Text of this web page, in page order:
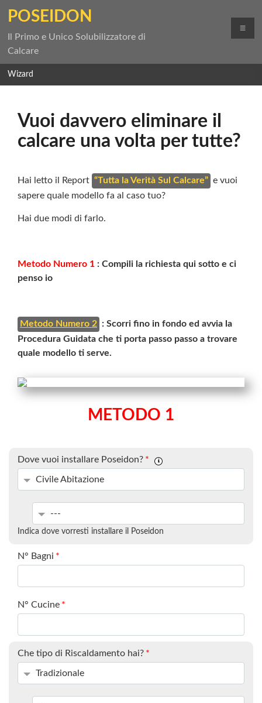
POSEIDON
Il Primo e Unico Solubilizzatore di
Calcare
Wizard
Vuoi davvero eliminare il
calcare una volta per tutte?
Hai letto il Report “Tutta la Verità Sul Calcare” e vuoi
sapere quale modello fa al caso tuo?
Hai due modi di farlo.
Metodo Numero 1 : Compili la richiesta qui sotto e ci
penso io
Metodo Numero 2 : Scorri fino in fondo ed avvia la
Procedura Guidata che ti porta passo passo a trovare
quale modello ti serve.
METODO 1
Dove vuoi installare Poseidon? *
Indica dove vorresti installare il Poseidon
N° Bagni *
N° Cucine *
Che tipo di Riscaldamento hai? *